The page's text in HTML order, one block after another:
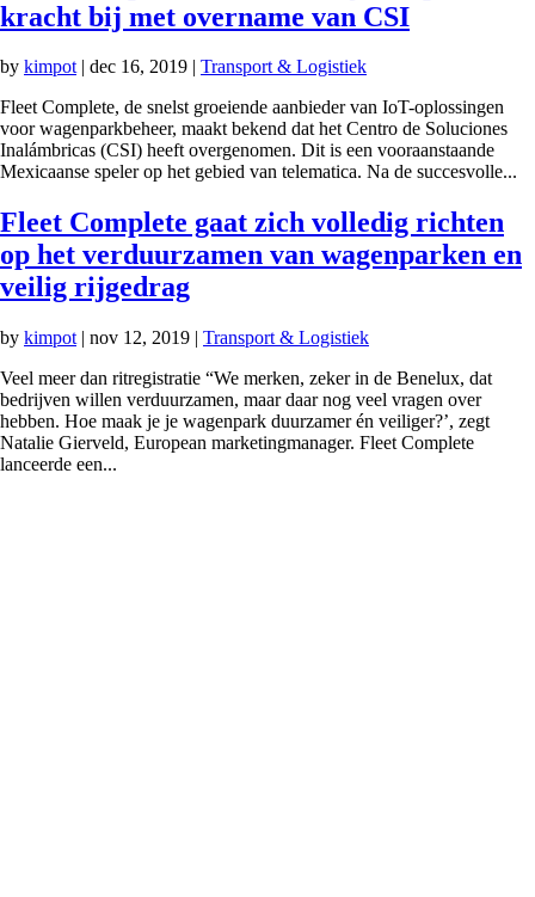
kracht bij met overname van CSI
by kimpot| dec 16, 2019 | Transport & Logistiek
Fleet Complete, de snelst groeiende aanbieder van IoT-oplossingen
voor wagenparkbeheer, maakt bekend dat het Centro de Soluciones
Inalámbricas (CSI) heeft overgenomen. Dit is een vooraanstaande
Mexicaanse speler op het gebied van telematica. Na de succesvolle...
Fleet Complete gaat zich volledig richten
op het verduurzamen van wagenparken en
veilig rijgedrag
by kimpot | nov 12, 2019 | Transport & Logistiek
Veel meer dan ritregistratie “We merken, zeker in de Benelux, dat
bedrijven willen verduurzamen, maar daar nog veel vragen over
hebben. Hoe maak je je wagenpark duurzamer én veiliger?’, zegt
Natalie Gierveld, European marketingmanager. Fleet Complete
lanceerde een...